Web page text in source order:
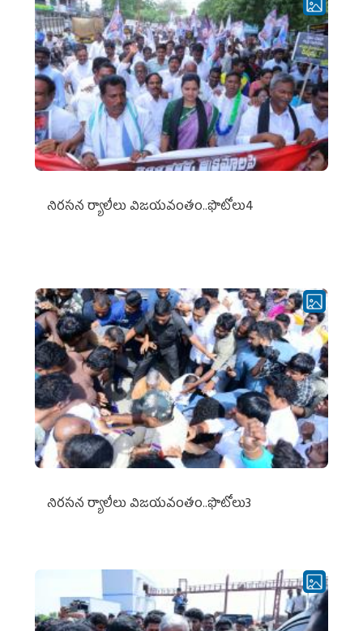
నిర‌స‌న ర్యాలీలు విజ‌య‌వంతం..ఫొటోలు4
నిర‌స‌న ర్యాలీలు విజ‌య‌వంతం..ఫొటోలు3